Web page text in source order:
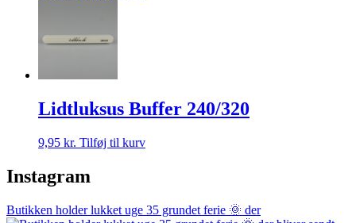
Lidtluksus Buffer 240/320
9,95 kr. Tilføj til kurv
Instagram
Butikken holder lukket uge 35 grundet ferie 🌞 der